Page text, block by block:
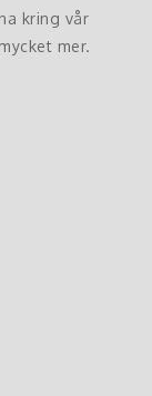
kring vår
mer.